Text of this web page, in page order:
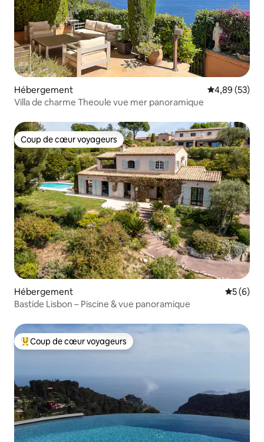
Hébergement Évaluation
4,89 (53)
Villa de charme Theoule vue mer panoramique
Coup de cœur voyageurs
Coup de cœur voyageurs
Hébergement
5 (6)
Bastide Lisbon – Piscine & vue panoramique
Coups de cœur voyageurs les plus appréciés
Coup de cœur voyageurs